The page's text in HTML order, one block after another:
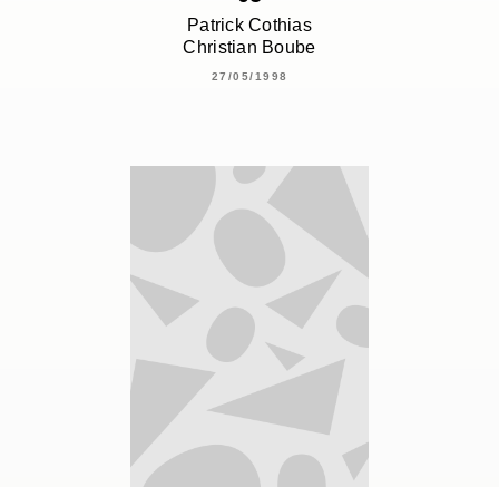
Patrick Cothias
Christian Boube
27/05/1998